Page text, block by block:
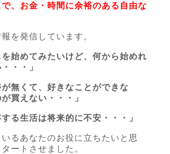
で、お金・時間に余裕のある自由な
を発信しています。
を始めてみたいけど、何から始めれ
・・」
が無くて、好きなことができな
買えない・・・」
る生活は将来的に不安・・・」
るあなたのお役に立ちたいと思
ートさせました。